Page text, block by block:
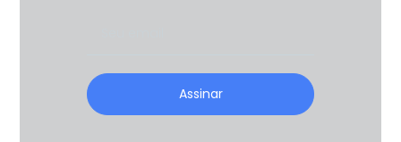
Assinar